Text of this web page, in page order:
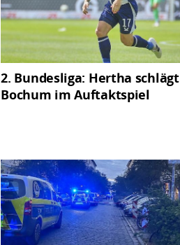
2. Bundesliga: Hertha schlägt
Bochum im Auftaktspiel